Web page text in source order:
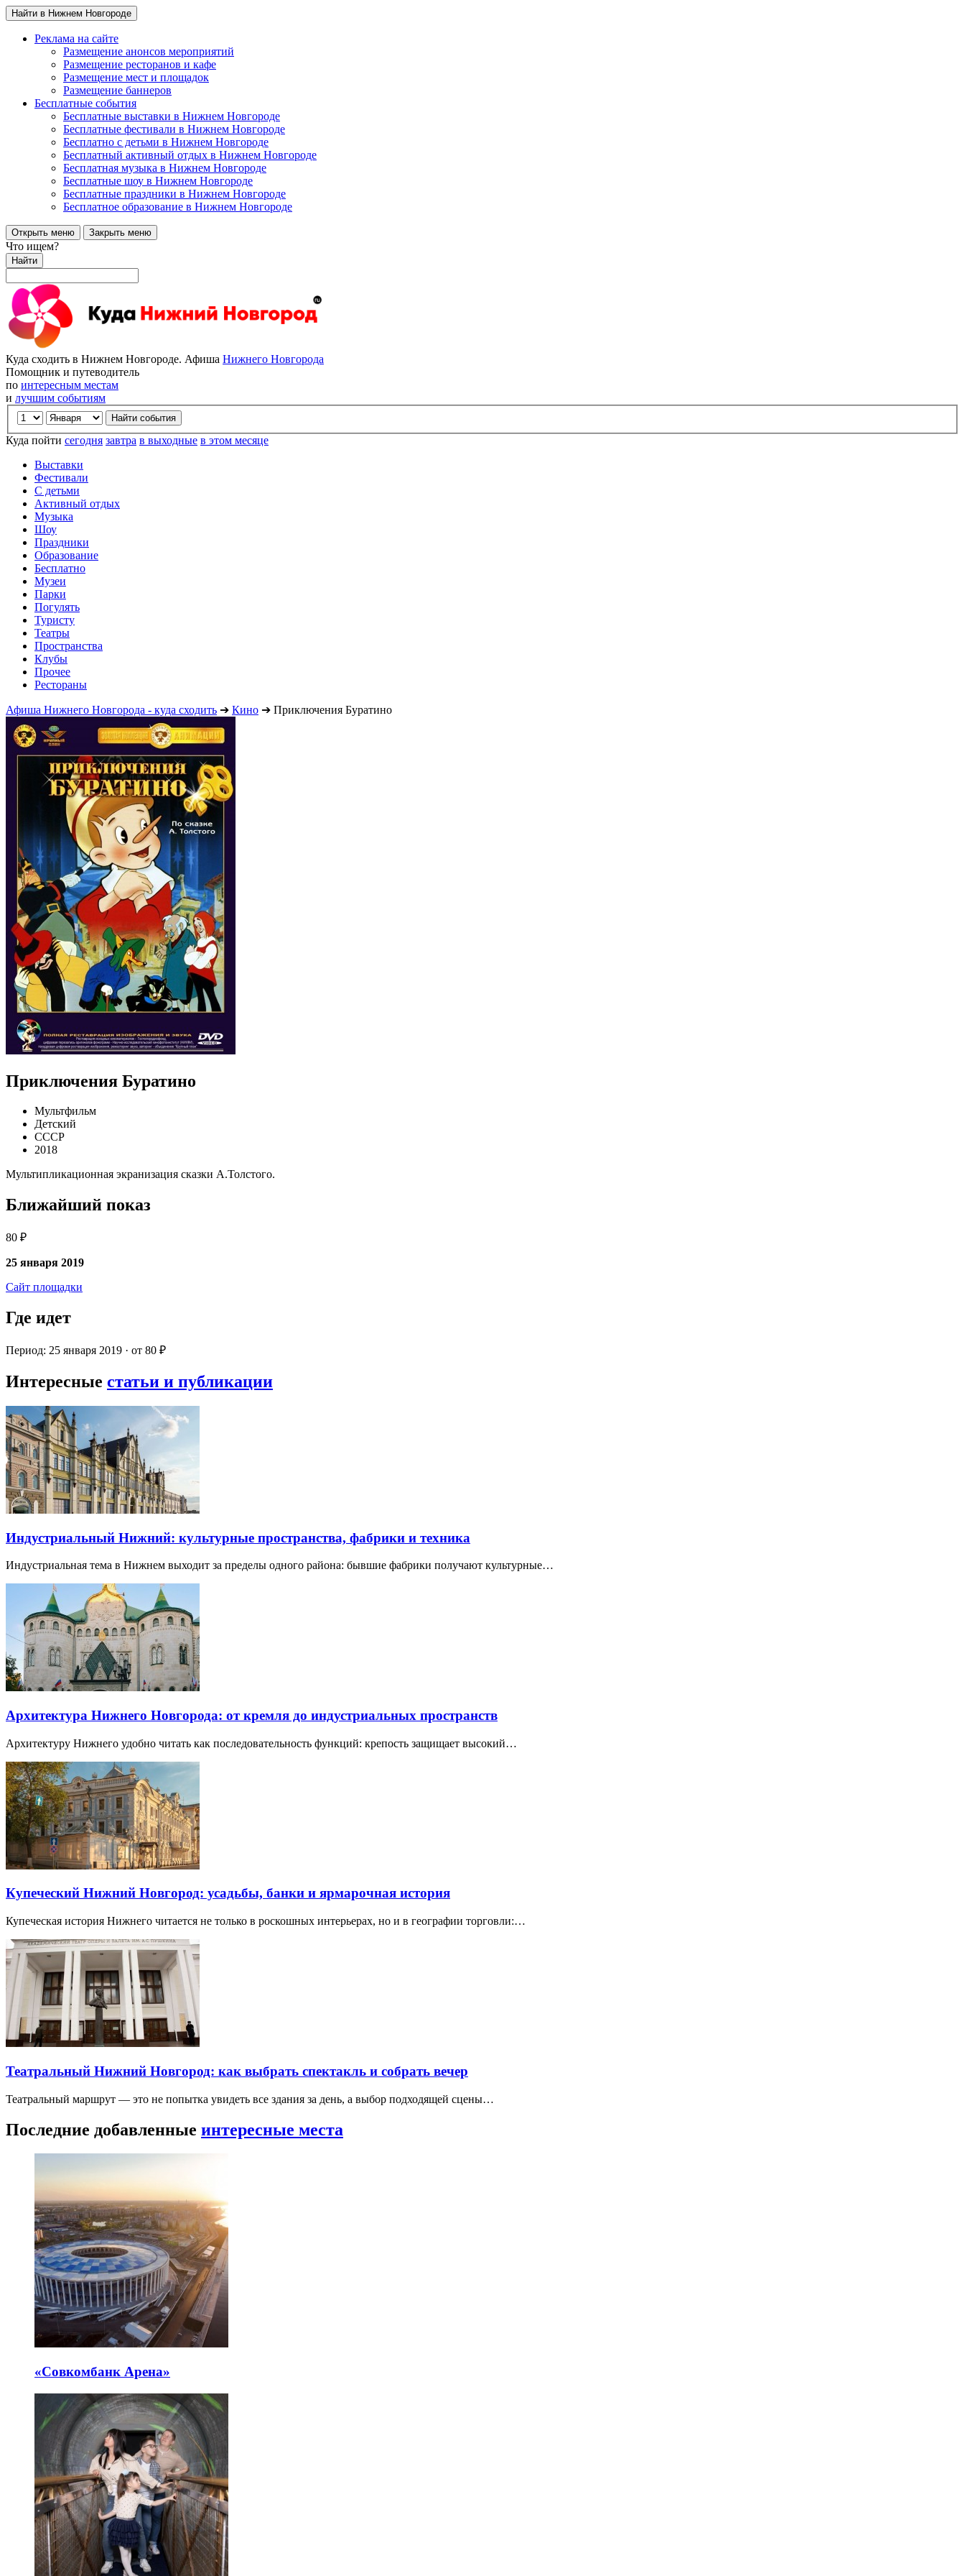
Найти в Нижнем Новгороде
Реклама на сайте
Размещение анонсов мероприятий
Размещение ресторанов и кафе
Размещение мест и площадок
Размещение баннеров
Бесплатные события
Бесплатные выставки в Нижнем Новгороде
Бесплатные фестивали в Нижнем Новгороде
Бесплатно с детьми в Нижнем Новгороде
Бесплатный активный отдых в Нижнем Новгороде
Бесплатная музыка в Нижнем Новгороде
Бесплатные шоу в Нижнем Новгороде
Бесплатные праздники в Нижнем Новгороде
Бесплатное образование в Нижнем Новгороде
Открыть меню Закрыть меню
Что ищем?
Найти
Куда сходить в Нижнем Новгороде. Афиша Нижнего Новгорода
Помощник и путеводитель
по интересным местам
и лучшим событиям
Куда пойти сегодня завтра в выходные в этом месяце
Выставки
Фестивали
С детьми
Активный отдых
Музыка
Шоу
Праздники
Образование
Бесплатно
Музеи
Парки
Погулять
Туристу
Театры
Пространства
Клубы
Прочее
Рестораны
Афиша Нижнего Новгорода - куда сходить ➔ Кино ➔ Приключения Буратино
Приключения Буратино
Мультфильм
Детский
СССР
2018
Мультипликационная экранизация сказки А.Толстого.
Ближайший показ
80 ₽
25 января 2019
Сайт площадки
Где идет
Период: 25 января 2019 · от 80 ₽
Интересные статьи и публикации
Индустриальный Нижний: культурные пространства, фабрики и техника
Индустриальная тема в Нижнем выходит за пределы одного района: бывшие фабрики получают культурные…
Архитектура Нижнего Новгорода: от кремля до индустриальных пространств
Архитектуру Нижнего удобно читать как последовательность функций: крепость защищает высокий…
Купеческий Нижний Новгород: усадьбы, банки и ярмарочная история
Купеческая история Нижнего читается не только в роскошных интерьерах, но и в географии торговли:…
Театральный Нижний Новгород: как выбрать спектакль и собрать вечер
Театральный маршрут — это не попытка увидеть все здания за день, а выбор подходящей сцены…
Последние добавленные интересные места
«Совкомбанк Арена⁠»